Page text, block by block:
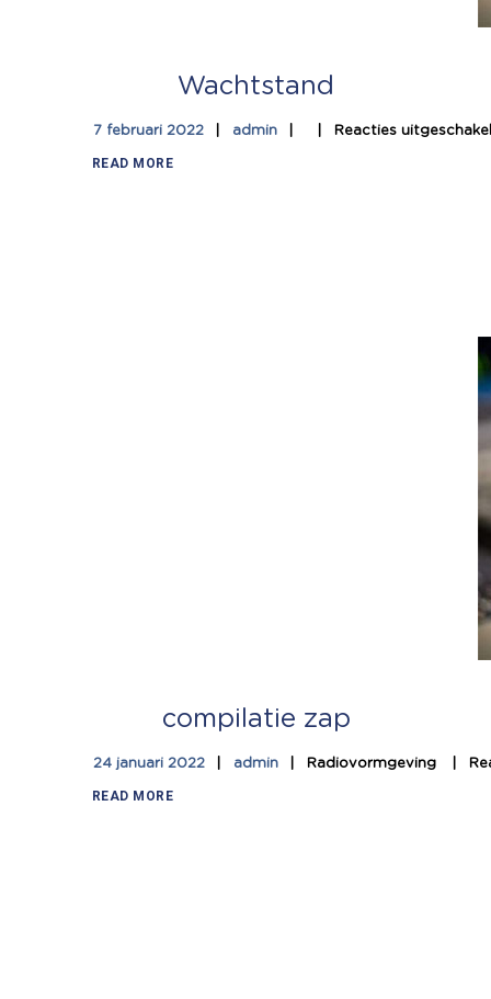
Wachtstand
7 februari 2022 admin Reacties
READ MORE
compilatie zap
24 januari 2022 admin Radiovormgeving
READ MORE